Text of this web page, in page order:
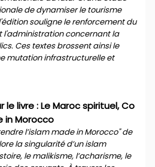
de dynamiser le tourisme
souligne le renforcement du
l'administration concernant la
Ces textes brossent ainsi le
mutation infrastructurelle et
livre : Le Maroc spirituel, Co
in Morocco
l’islam made in Morocco" de
la singularité d’un islam
le malikisme, l’acharisme, le